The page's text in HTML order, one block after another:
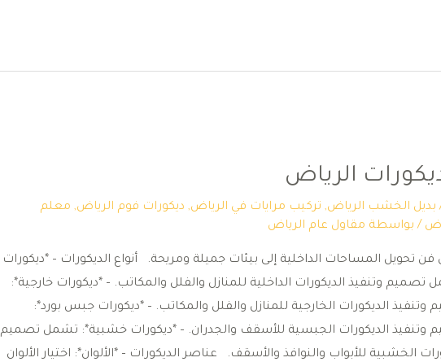
الرياض
بديل الخشب الرياض, تركيب مرايات في الرياض, ديكورات فوم الرياض, معلم
/ بواسطة مقاول عام الرياض
فن تحويل المساحات الداخلية إلى بيئات جميلة ومريحة. أنواع الديكورات – *ديكورات
تصميم وتنفيذ الديكورات الداخلية للمنازل والفلل والمكاتب. – *ديكورات خارجية*:
الديكورات الخارجية للمنازل والفلل والمكاتب. – *ديكورات جبس بورد*:
الديكورات الجبسية للأسقف والجدران. – *ديكورات خشبية*: تشمل تصميم
الخشبية للأبواب والنوافذ والأسقف. عناصر الديكورات – *الألوان*: اختيار الألوان